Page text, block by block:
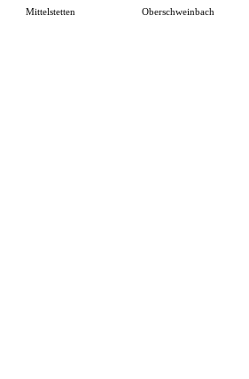
Mittelstetten Oberschweinbach